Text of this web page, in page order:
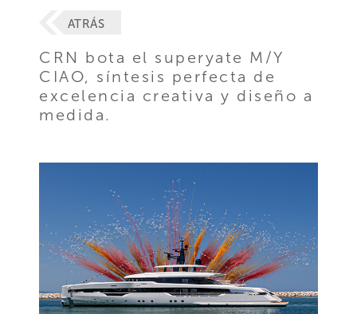
ATRÁS
CRN bota el superyate M/Y
CIAO, síntesis perfecta de
excelencia creativa y diseño a
medida.